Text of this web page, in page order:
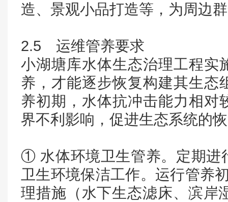
造、景观小品打造等，为周边
2.5 运维管养要求
小湖塘库水体生态治理工程实
养，才能逐步恢复构建其生态
养初期，水体抗冲击能力相对
界不利影响，促进生态系统的
① 水体环境卫生管养。定期进
卫生环境保洁工作。运行管养
理措施（水下生态滤床、滨岸